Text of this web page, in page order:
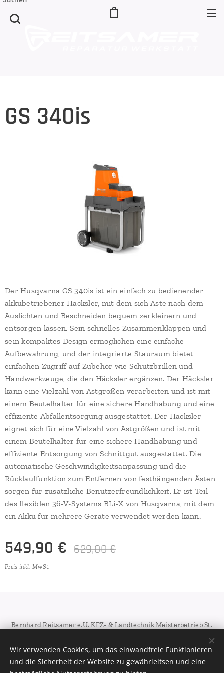
GS 340is
Der Husqvarna GS 340is ist ein einfach zu bedienender
akkubetriebener Häcksler, mit dem sich Äste nach dem
Auslichten und Beschneiden bequem zerkleinern und
entsorgen lassen. Sein schnelles Zusammenklappen und
sein kompaktes Design ermöglichen eine einfache
Aufbewahrung, und der integrierte Stauraum bietet
einfachen Zugriff auf Zubehör wie Schutzbrillen und
Handwerkzeuge, die den Häcksler ergänzen. Der Häcksler
kann eine Vielzahl von Astgrößen verarbeiten und ist mit
einem Beutelhalter für eine sichere Handhabung und eine
effiziente Abfallentsorgung ausgestattet. Der Häcksler
eignet sich für eine Vielzahl von Astgrößen und ist mit
einem Beutelhalter für eine sichere Handhabung und
effiziente Entsorgung von Schnittgut ausgestattet. Die
automatische Geschwindigkeitsanpassung und die
Rücklauffunktion zum Entfernen von festhängenden Ästen
sorgen für zusätzliche Benutzerfreundlichkeit. Er ist Teil
des flexiblen 36-V-Systems BLi-X von Husqvarna, mit dem
ein Akku für mehrere Geräte verwendet werden kann.
549,90 € 629,00€
Preis inkl. MwSt.
Bernhard Reitsamer e.U. KFZ- & Landtechnik Meisterbetrieb St.
Cookies
Wir verwenden Cookies, um das einwandfreie Funktionieren
und die Sicherheit der Website zu gewährleitsen und eine